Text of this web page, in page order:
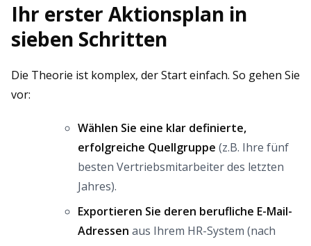
Ihr erster Aktionsplan in
sieben Schritten
Die Theorie ist komplex, der Start einfach. So gehen Sie
vor:
Wählen Sie eine klar definierte,
erfolgreiche Quellgruppe (z.B. Ihre fünf
besten Vertriebsmitarbeiter des letzten
Jahres).
Exportieren Sie deren berufliche E-Mail-
Adressen aus Ihrem HR-System (nach